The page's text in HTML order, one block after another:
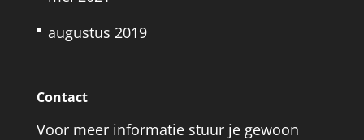
augustus 2019
Contact
Voor meer informatie stuur je gewoon